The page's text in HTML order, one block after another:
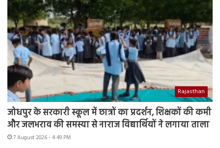
Rajasthan
जोधपुर के सरकारी स्कूल में छात्रों का प्रदर्शन, शिक्षकों की कमी
और जलभराव की समस्या से नाराज विद्यार्थियों ने लगाया ताला
7 August 2026 - 4:49 PM